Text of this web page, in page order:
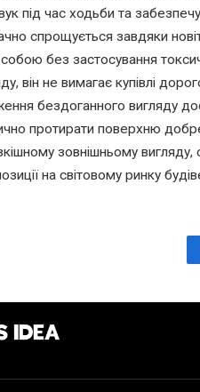
під час ходьби та
спрощується завдяки
собою без застосування
він не вимагає купівлі
бездоганного вигляду
протирати поверхню
зовнішньому
на світовому ринку